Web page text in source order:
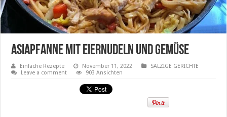
Asiapfanne mit Eiernudeln und Gemüse
Einfache Rezepte November 11, 2022
SALZIGE GERICHTE
Leave a comment
903 Ansichten